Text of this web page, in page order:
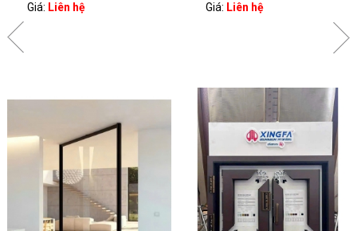
BẢN LỀ PIVOT – SANG
Giá: Liên hệ
BẢN LỀ PIVOT – SANG
Giá: Liên hệ